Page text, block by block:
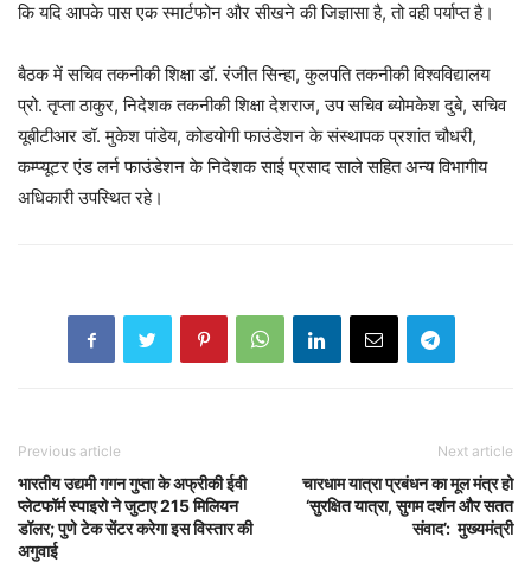
कि यदि आपके पास एक स्मार्टफोन और सीखने की जिज्ञासा है, तो वही पर्याप्त है।
बैठक में सचिव तकनीकी शिक्षा डॉ. रंजीत सिन्हा, कुलपति तकनीकी विश्वविद्यालय
प्रो. तृप्ता ठाकुर, निदेशक तकनीकी शिक्षा देशराज, उप सचिव ब्योमकेश दुबे, सचिव
यूबीटीआर डॉ. मुकेश पांडेय, कोडयोगी फाउंडेशन के संस्थापक प्रशांत चौधरी,
कम्प्यूटर एंड लर्न फाउंडेशन के निदेशक साई प्रसाद साले सहित अन्य विभागीय
अधिकारी उपस्थित रहे।
Previous article
भारतीय उद्यमी गगन गुप्ता के अफ्रीकी ईवी
प्लेटफॉर्म स्पाइरो ने जुटाए 215 मिलियन
डॉलर; पुणे टेक सेंटर करेगा इस विस्तार की
अगुवाई
Next article
चारधाम यात्रा प्रबंधन का मूल मंत्र हो
‘सुरक्षित यात्रा, सुगम दर्शन और सतत
संवाद’: मुख्यमंत्री